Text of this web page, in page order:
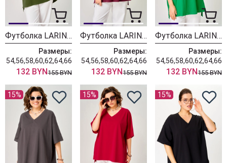
Футболка LARINI 090 хаки
Размеры:
54,56,58,60,62,64,66
132 BYN155 BYN
Футболка LARINI 090 бордовый
Размеры:
54,56,58,60,62,64,66
132 BYN155 BYN
Футболка LARINI 090 зеленый
Размеры:
54,56,58,60,62,64,66
132 BYN155 BYN
15% 15% 15%